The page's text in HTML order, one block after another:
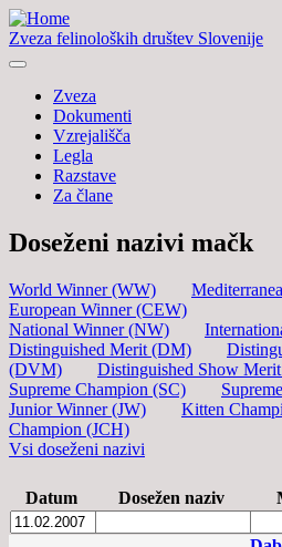
Zveza felinoloških društev Slovenije
Zveza
Dokumenti
Vzrejališča
Legla
Razstave
Za člane
Doseženi nazivi mačk
World Winner (WW)
European Winner (CEW)
National Winner (NW)
Distinguished Merit (DM)
(DVM)
Distinguished Show
Supreme Champion (SC)
Junior Winner (JW)
Kitten
Champion (JCH)
Vsi doseženi nazivi
Datum Dosežen naziv